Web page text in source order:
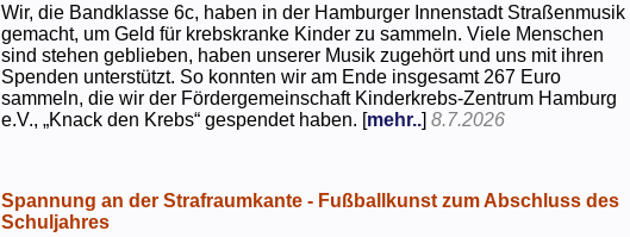
Wir, die Bandklasse 6c, haben in der Hamburger Innenstadt Straßenmusik
gemacht, um Geld für krebskranke Kinder zu sammeln. Viele Menschen
sind stehen geblieben, haben unserer Musik zugehört und uns mit ihren
Spenden unterstützt. So konnten wir am Ende insgesamt 267 Euro
sammeln, die wir der Fördergemeinschaft Kinderkrebs-Zentrum Hamburg
e.V., „Knack den Krebs“ gespendet haben. [mehr..]8.7.2026
Spannung an der Strafraumkante - Fußballkunst zum Abschluss des
Schuljahres